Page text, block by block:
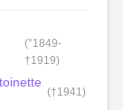
(°1849-
†1919)
(†1941)